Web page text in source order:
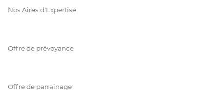
Nos Aires d'Expertise
Offre de prévoyance
Offre de parrainage